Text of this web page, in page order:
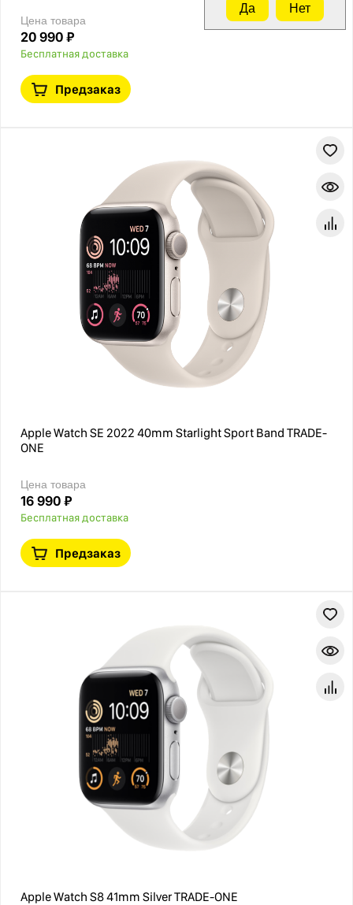
Цена товара
20 990 ₽
Бесплатная доставка
Предзаказ
Apple Watch SE 2022 40mm Starlight Sport Band TRADE-
ONE
Цена товара
16 990 ₽
Бесплатная доставка
Предзаказ
Apple Watch S8 41mm Silver TRADE-ONE
Да Нет